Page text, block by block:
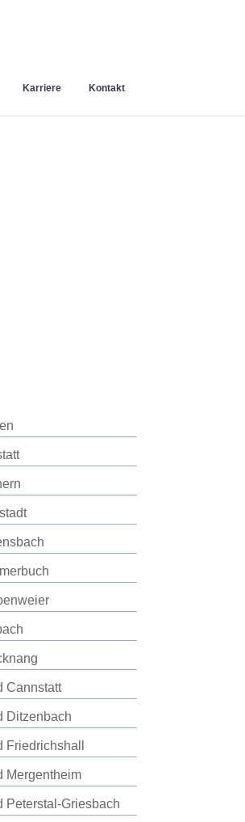
Karriere Kontakt
Cannstatt
Ditzenbach
Friedrichshall
Mergentheim
Peterstal-Griesbach